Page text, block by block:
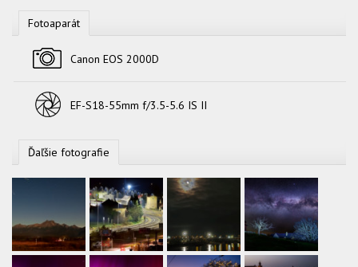
Fotoaparát
Canon EOS 2000D
EF-S18-55mm f/3.5-5.6 IS II
Ďaľšie fotografie